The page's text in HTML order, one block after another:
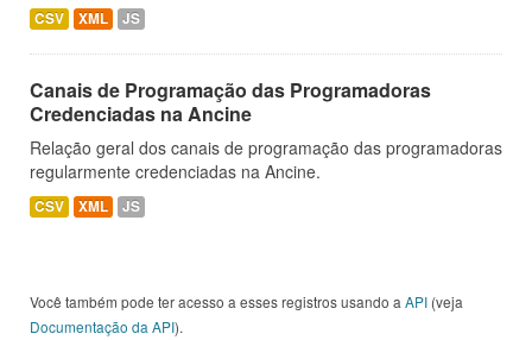
CSV XML JS
Canais de Programação das Programadoras
Credenciadas na Ancine
Relação geral dos canais de programação das programadoras
regularmente credenciadas na Ancine.
CSV XML JS
Você também pode ter acesso a esses registros usando a API (veja
Documentação da API).